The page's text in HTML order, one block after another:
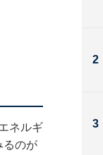
ネルギ
るのが
2
3